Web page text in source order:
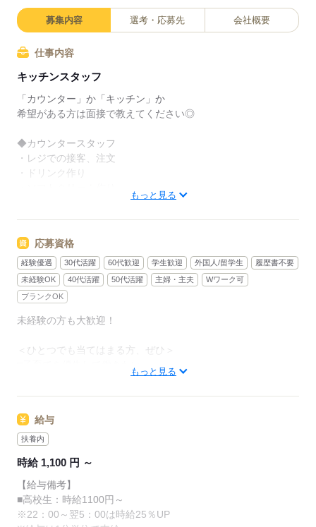
￣￣￣￣￣￣￣￣￣￣￣￣￣￣
子どもが保育園にあがり一段落。
でも、いきなりフルタイムは
マクドナルドなら週1日からでもOK。
午前中に数時間でもOK。
日々の子どもとのふれあいタイム、
授業参観や運動会などの学校行事、
たくさんの予定も、余裕を持って
全店統一の分かりやすい
マニュアルを用意しています
￣￣￣￣￣￣￣￣￣￣￣￣￣￣
初めはオリエンテーションで
接客ルールなどをお勉強。
カウンターデビュー。
レジのメニューは写真付き！
先輩からのメッセージ
誰がクルーとして働いても「仕事がわかりやすい」
そんな環境を目指しています
単純に「マクドナルドのメニュー、特にポテトが好き
で！笑」
募集内容 選考・応募先 会社概要
仕事内容
キッチンスタッフ
「カウンター」か「キッチン」か
希望がある方は面接で教えてください◎
◆カウンタースタッフ
・レジでの接客、注文
・ドリンク作り
・店内清掃
最初はカウンターでの注文受付から。
タッチパネル式のレジで
操作は商品を選んでタッチするだけ◎
◆キッチンでの調理
・資材の補充
調理にはすべてマニュアルあり◎
料理をしたことがない人でも
サクサク覚えられます。
もっと見る
応募資格
経験優遇 30代活躍 60代歓迎 学生歓迎 外国人/留学生
履歴書不要
未経験OK
40代活躍 50代活躍 主婦・主夫
Wワーク可
ブランクOK
未経験の方も大歓迎！
＜ひとつでも当てはまる方、ぜひ＞
□シフトを自由に組めるとうれしい
□働くのはかなりひさびさ or 初めて
□よく知ってるお店だと安心
主婦（夫）さんが多数活躍中。
「お客さまと接するうちに笑顔が増えた」
「カラダを動かしてリフレッシュできる」
もっと見る
給与
扶養内
時給 1,100 円 ～
【給与備考】
■高校生：時給1100円～
※22：00～翌5：00は時給25％UP